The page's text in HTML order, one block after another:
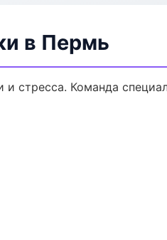
в Пермь
стресса. Команда